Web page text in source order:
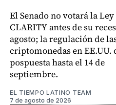
El Senado no votará la Ley
CLARITY antes de su
agosto; la regulación de
criptomonedas en EE.UU.
pospuesta hasta el 14 de
septiembre.
EL TIEMPO LATINO TEAM
7 de agosto de 2026